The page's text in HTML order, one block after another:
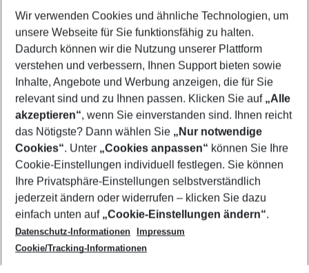
2 Erwachsene Keine Kinder
Mehr Filter anzeigen
Footer
Footer navigation
Über uns
AGB
Cookie-Einstellungen ändern
Cookie-Richtlinie
Datenschutz
Service & Hilfe
Barrierefreies Reisen
Check-in
Folgen Sie uns
Wir verwenden Cookies und ähnliche Technologien, um
unsere Webseite für Sie funktionsfähig zu halten.
Dadurch können wir die Nutzung unserer Plattform
verstehen und verbessern, Ihnen Support bieten sowie
Inhalte, Angebote und Werbung anzeigen, die für Sie
relevant sind und zu Ihnen passen. Klicken Sie auf „Alle
akzeptieren“, wenn Sie einverstanden sind. Ihnen reicht
das Nötigste? Dann wählen Sie „Nur notwendige
Cookies“. Unter „Cookies anpassen“ können Sie Ihre
Cookie-Einstellungen individuell festlegen. Sie können
Ihre Privatsphäre-Einstellungen selbstverständlich
jederzeit ändern oder widerrufen – klicken Sie dazu
einfach unten auf „Cookie-Einstellungen ändern“.
Datenschutz-Informationen
Impressum
Cookie/Tracking-Informationen